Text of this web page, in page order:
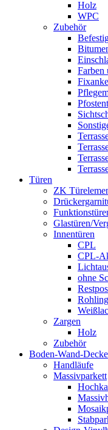
Holz
WPC
Zubehör
Farben
Türen
ZK
Glastüren/
Innentüren
CPL
CPL-
ohne
Zargen
Holz
Zubehör
Boden-Wand-Decke
Handläufe
Massivparkett